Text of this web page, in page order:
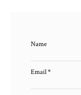
Name
Email*